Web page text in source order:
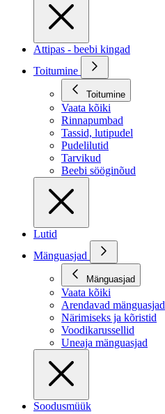
Attipas - beebi kingad
Toitumine
Toitumine
Vaata kõiki
Rinnapumbad
Tassid, lutipudel
Pudelilutid
Tarvikud
Beebi sööginõud
Lutid
Mänguasjad
Mänguasjad
Vaata kõiki
Arendavad mänguasjad
Närimiseks ja kõristid
Voodikarussellid
Uneaja mänguasjad
Soodusmüük